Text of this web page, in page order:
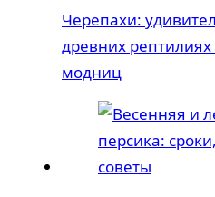
Черепахи:
древних рептилиях
модниц